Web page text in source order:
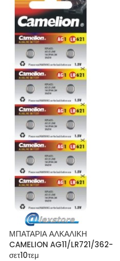
ΜΠΑΤΑΡΙΑ ΑΛΚΑΛΙΚΗ
CAMELION AG11/LR721/362-
σετ10τεμ